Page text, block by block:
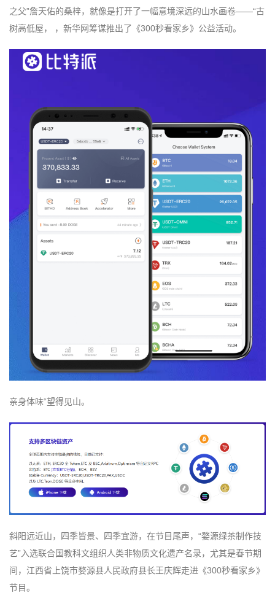
之父”詹天佑的桑梓，就像是打开了一幅意境深远的山水画卷——“古
树高低屋， ，新华网筹谋推出了《300秒看家乡》公益活动。
亲身体味“望得见山。
斜阳远近山，四季皆景、四季宜游，在节目尾声，“婺源绿茶制作技
艺”入选联合国教科文组织人类非物质文化遗产名录，尤其是春节期
间，江西省上饶市婺源县人民政府县长王庆辉走进《300秒看家乡》
节目。